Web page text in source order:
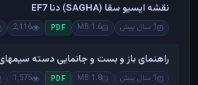
نقشه ایسیو سقا (SAGHA) دنا EF7
1 سال پیش 1.6 MB
PDF
2,116
راهنمای باز و بست و جانمایی دسته سیمهای
1 سال پیش 1.8 MB
PDF
1,575